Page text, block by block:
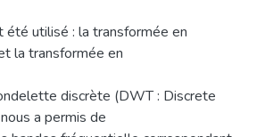
été utilisé : la transformée en
la transformée en
discrète (DWT : Discrete
a permis de